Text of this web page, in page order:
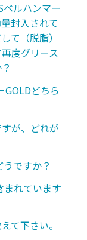
ルハンマー
封入されて
て（脱脂）
度グリース
GOLDどちら
が、どれが
ですか？
まれています
て下さい。